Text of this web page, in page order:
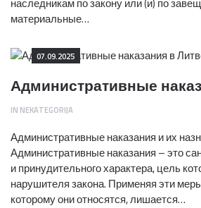
материальные…
07.09.2025
Административные
IN NEKATEGORIJA
Административные наказания и их
Административные наказания – это
и принудительного характера, цель
нарушителя закона. Применяя эти
которому они относятся, лишается…